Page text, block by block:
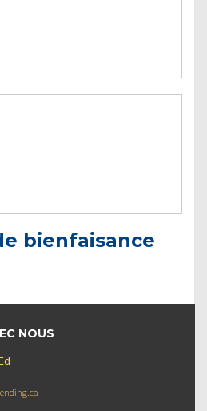
bienfaisance
NOUS